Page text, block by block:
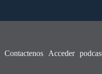
Contactenos Acceder